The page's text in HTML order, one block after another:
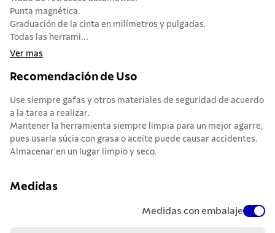
Punta magnética.
Graduación de la cinta en milímetros y pulgadas.
Todas las herrami...
Ver mas
Recomendación de Uso
Use siempre gafas y otros materiales de seguridad de acuerdo
a la tarea a realizar.
Mantener la herramienta siempre limpia para un mejor agarre,
pues usarla súcia con grasa o aceite puede causar accidentes.
Almacenar en un lugar limpio y seco.
Medidas
Medidas con embalaje